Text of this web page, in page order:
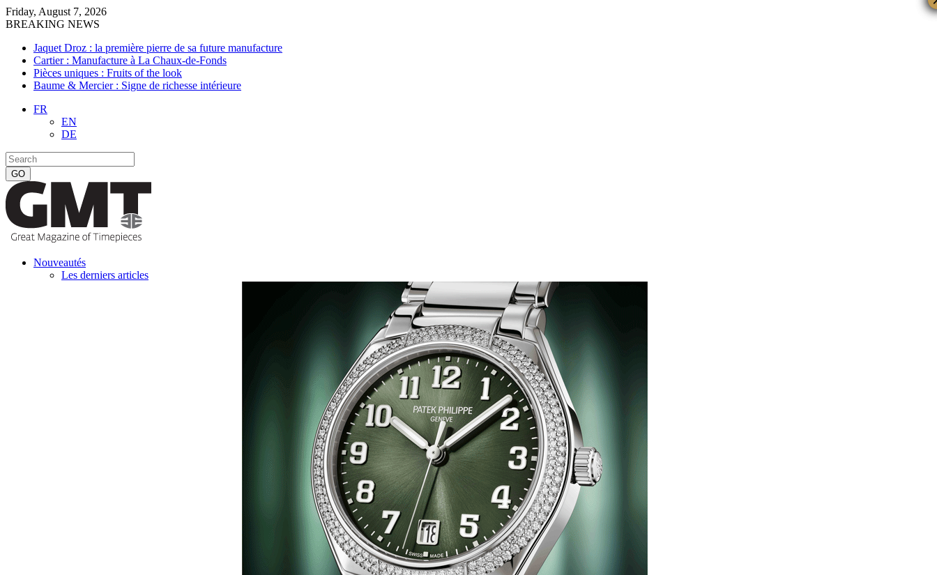
Friday, August 7, 2026
BREAKING NEWS
Jaquet Droz : la première pierre de sa future manufacture
Cartier : Manufacture à La Chaux-de-Fonds
Pièces uniques : Fruits of the look
Baume & Mercier : Signe de richesse intérieure
FR
EN
DE
Nouveautés
Les derniers articles